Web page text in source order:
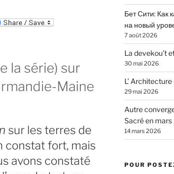
la série) sur
Maine
sur les terres de
constat fort, mais
avons constaté
Бет Сити: Как
на новый
7 août 2026
La devekou’t
30 mai 2026
L’
29 mai 2026
Autre
Sacré en
14 mars 2026
POUR